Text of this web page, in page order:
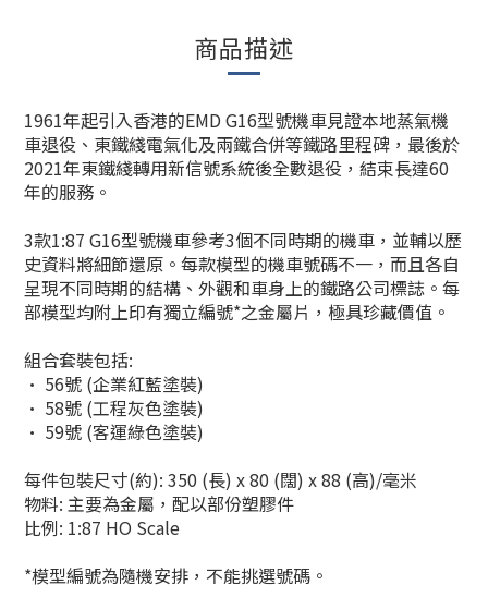
商品描述
1961年起引入香港的EMD G16型號機車見證本地蒸氣機
車退役、東鐵綫電氣化及兩鐵合併等鐵路里程碑，最後於
2021年東鐵綫轉用新信號系統後全數退役，結束長達60
年的服務。
3款1:87 G16型號機車參考3個不同時期的機車，並輔以歷
史資料將細節還原。每款模型的機車號碼不一，而且各自
呈現不同時期的結構、外觀和車身上的鐵路公司標誌。每
部模型均附上印有獨立編號*之金屬片，極具珍藏價值。
組合套裝包括:
• 56號 (企業紅藍塗裝)
• 58號 (工程灰色塗裝)
• 59號 (客運綠色塗裝)
每件包裝尺寸(約): 350 (長) x 80 (闊) x 88 (高)/毫米
物料: 主要為金屬，配以部份塑膠件
比例: 1:87 HO Scale
*模型編號為隨機安排，不能挑選號碼。